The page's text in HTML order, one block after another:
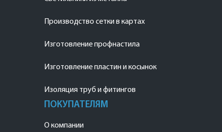
Производство сетки в картах
Изготовление профнастила
Изготовление пластин и косынок
Изоляция труб и фитингов
ПОКУПАТЕЛЯМ
О компании